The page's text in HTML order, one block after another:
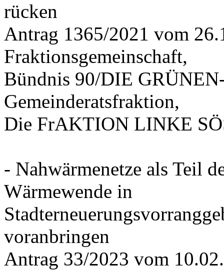
rücken
Antrag 1365/2021 vom
Fraktionsgemeinschaft,
Bündnis 90/DIE
Gemeinderatsfraktion,
Die FrAKTION LINKE
- Nahwärmenetze als Teil
Wärmewende in
voranbringen
Antrag 33/2023 vom